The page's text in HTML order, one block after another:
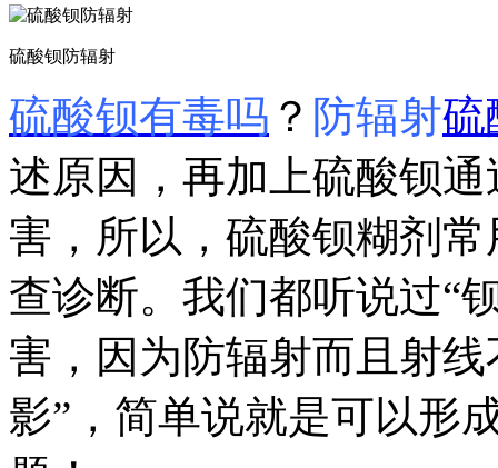
硫酸钡防辐射
硫酸钡有毒吗 ？ 防辐射硫
述原因，再加上硫酸钡
害，所以，硫酸钡糊剂
查诊断。我们都听说过“
害，因为防辐射而且射
影”，简单说就是可以形